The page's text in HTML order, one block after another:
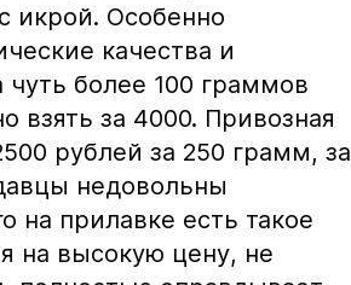
икрой. Особенно
качества и
чуть более 100 граммов
взять за 4000. Привозная
рублей за 250 грамм, за
недовольны
на прилавке есть такое
на высокую цену, не